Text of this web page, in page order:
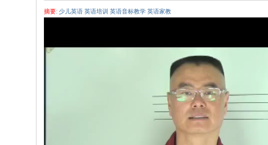
摘要: 少儿英语 英语培训 英语音标教学 英语家教